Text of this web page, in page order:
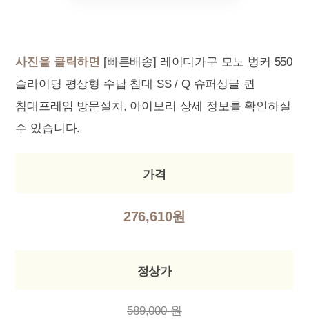
사진을 클릭하면 [빠른배송] 레이디가구 모노 벙커 550
슬라이딩 평상형 수납 침대 SS / Q 슈퍼싱글 퀸
침대프레임 방문설치, 아이보리 상세 정보를 확인하실
수 있습니다.
가격
276,610원
정상가
589,000 원